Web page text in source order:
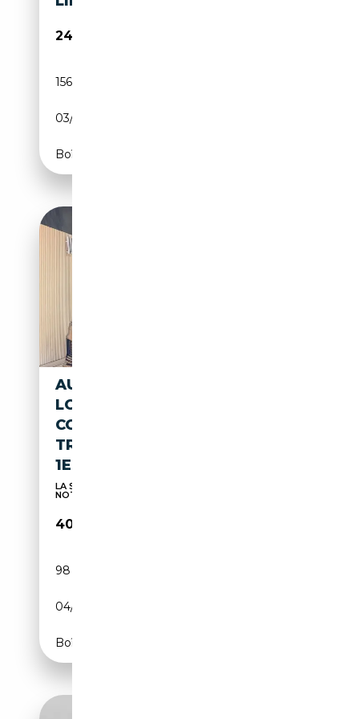
24 945€
156 393 km
03/2019
Boîte automatique
AUDI A6 PHEV 55 TFSI E *
LOOK S6 - S LINE * QUATTRO
COMPETITION SPORT S
TRONIC * GARANTIE 12 MOIS *
1ER PROP *
LA SATISFACTION DE NOS CLIENTS TELLE EST
NOTRE DEV...
40 990€
98 845 km
04/2021
Boîte automatique